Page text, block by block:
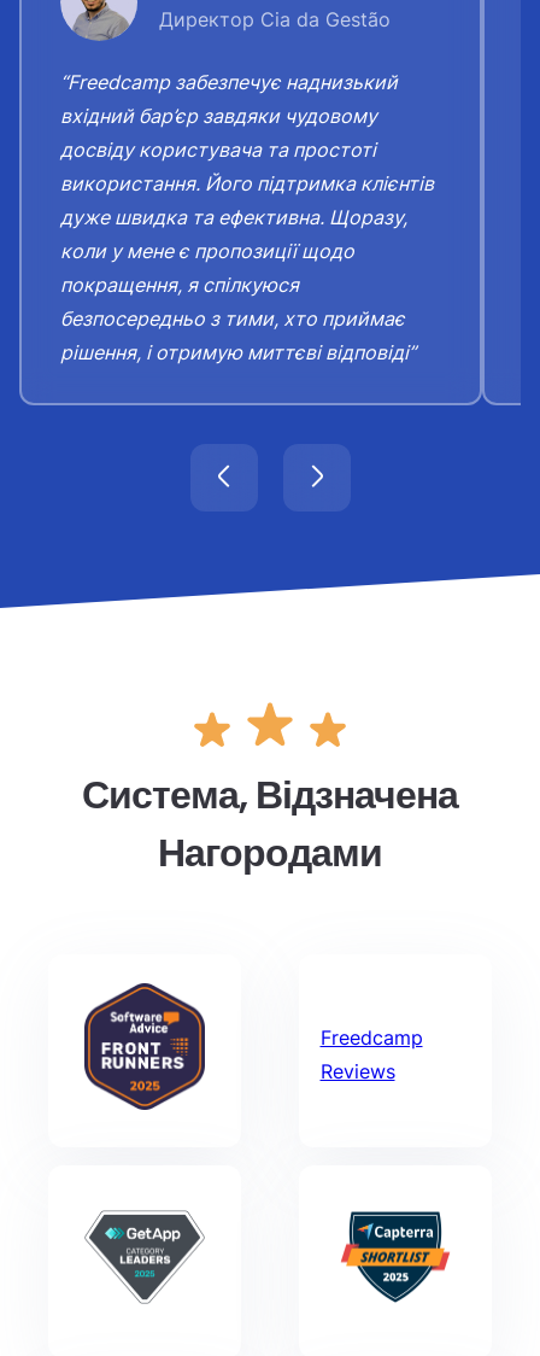
Директор Cia da Gestão
“Freedcamp забезпечує наднизький
вхідний бар’єр завдяки чудовому
досвіду користувача та простоті
використання. Його підтримка клієнтів
дуже швидка та ефективна. Щоразу,
коли у мене є пропозиції щодо
покращення, я спілкуюся
безпосередньо з тими, хто приймає
рішення, і отримую миттєві відповіді”
Система, Відзначена
Нагородами
Freedcamp
Reviews